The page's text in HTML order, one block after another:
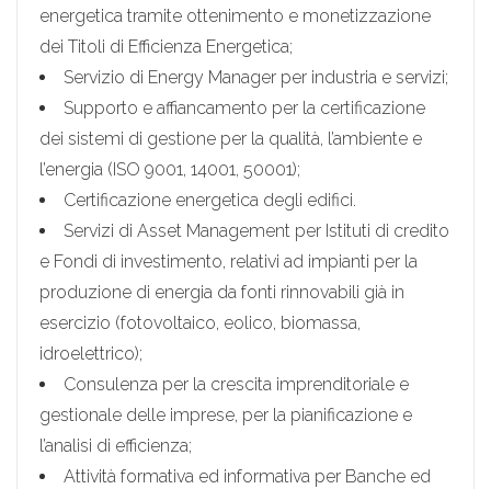
energetica tramite ottenimento e monetizzazione
dei Titoli di Efficienza Energetica;
Servizio di Energy Manager per industria e servizi;
Supporto e affiancamento per la certificazione
dei sistemi di gestione per la qualità, l’ambiente e
l’energia (ISO 9001, 14001, 50001);
Certificazione energetica degli edifici.
Servizi di Asset Management per Istituti di credito
e Fondi di investimento, relativi ad impianti per la
produzione di energia da fonti rinnovabili già in
esercizio (fotovoltaico, eolico, biomassa,
idroelettrico);
Consulenza per la crescita imprenditoriale e
gestionale delle imprese, per la pianificazione e
l’analisi di efficienza;
Attività formativa ed informativa per Banche ed